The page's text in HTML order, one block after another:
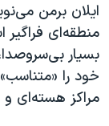
ایلان برمن
منطقه‌ای
بسیار
خود را
مراکز هسته‌ای و